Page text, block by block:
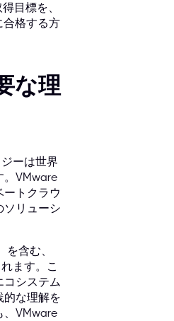
目標を、
合格する方
な理
ーは世界
。VMware
トクラウ
ソリューシ
含む、
ます。こ
コシステム
的な理解を
、VMware